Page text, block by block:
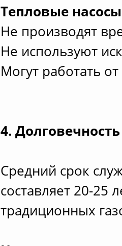
Тепловые
Не производят
Не используют
Могут работать
4. Долговечность
Средний срок
составляет 20-25
традиционных